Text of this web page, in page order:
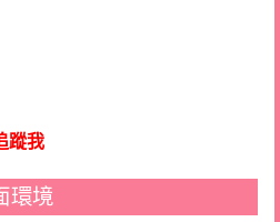
蹤我
環境